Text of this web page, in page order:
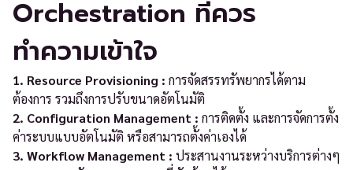
Orchestration ที่ควร
ทำความเข้าใจ
1. Resource Provisioning : การจัดสรรทรัพยากรได้ตาม
ต้องการ รวมถึงการปรับขนาดอัตโนมัติ
2. Configuration Management : การติดตั้ง และการจัดการตั้ง
ค่าระบบแบบอัตโนมัติ หรือสามารถตั้งค่าเองได้
3. Workflow Management : ประสานงานระหว่างบริการต่างๆ